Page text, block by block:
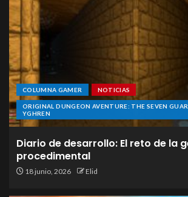
COLUMNA GAMER NOTICIAS
ORIGINAL DUNGEON AVENTURE: THE SEVEN
YGHREN
Diario de desarrollo: El reto de la
procedimental
18 junio, 2026 Elid